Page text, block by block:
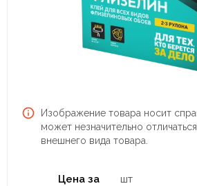
Изображение товара носит
может незначительно
внешнего вида товара.
Цена за шт